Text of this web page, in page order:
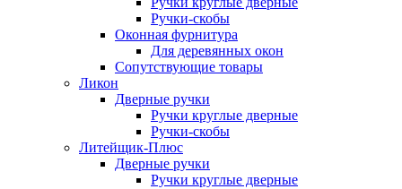
Ручки-скобы
Оконная фурнитура
Для деревянных окон
Сопутствующие товары
Ликон
Дверные ручки
Ручки круглые дверные
Ручки-скобы
Литейщик-Плюс
Дверные ручки
Ручки круглые дверные